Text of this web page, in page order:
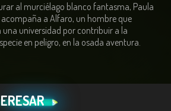
al murciélago blanco fantasma, Paula
acompaña a Alfaro, un hombre que
universidad por contribuir a la
en peligro, en la osada aventura.